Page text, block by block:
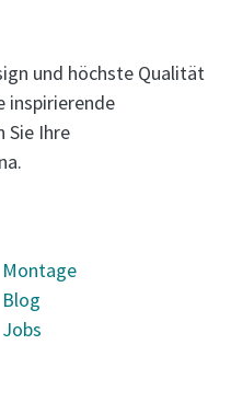
und höchste Qualität
inspirierende
Sie Ihre
Montage
Blog
Jobs